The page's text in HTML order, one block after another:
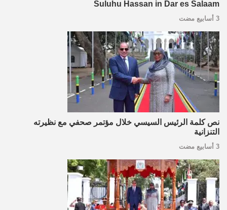
Suluhu Hassan in Dar es Salaam
3 أسابيع مضت
نص كلمة الرئيس السيسي خلال مؤتمر صحفي مع نظيرته
التنزانية
3 أسابيع مضت